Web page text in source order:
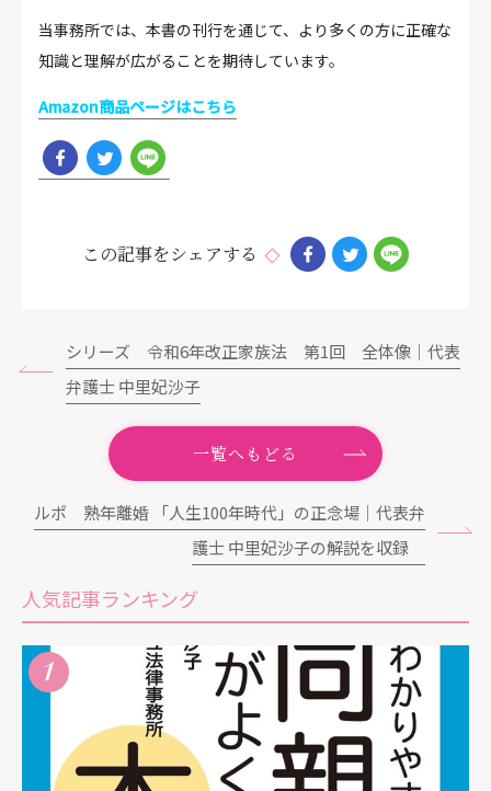
人気記事ランキング
1
当事務所では、本書の刊行を通じて、より多くの方に正確な
知識と理解が広がることを期待しています。
Amazon商品ページはこちら
この記事をシェアする
シリーズ 令和6年改正家族法 第1回 全体像｜代表
弁護士 中里妃沙子
一覧へもどる
ルポ 熟年離婚 「人生100年時代」の正念場｜代表弁
護士 中里妃沙子の解説を収録